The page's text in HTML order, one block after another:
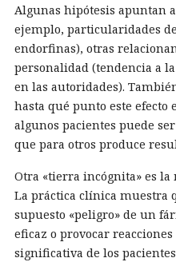
Algunas hipótesis apuntan
ejemplo, particularidades
endorfinas), otras
personalidad (tendencia a
en las autoridades).
hasta qué punto este efecto
algunos pacientes puede
que para otros produce
Otra «tierra incógnita» es la
La práctica clínica muestra
supuesto «peligro» de un
eficaz o provocar
significativa de los